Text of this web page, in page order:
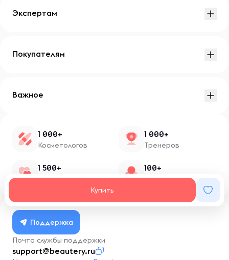
Купить
Экспертам
Покупателям
Важное
1 000+
Косметологов
1 000+
Тренеров
1 500+
Нутрициологов
100+
Блоггеров
Поддержка
Почта службы поддержки
support@beautery.ru